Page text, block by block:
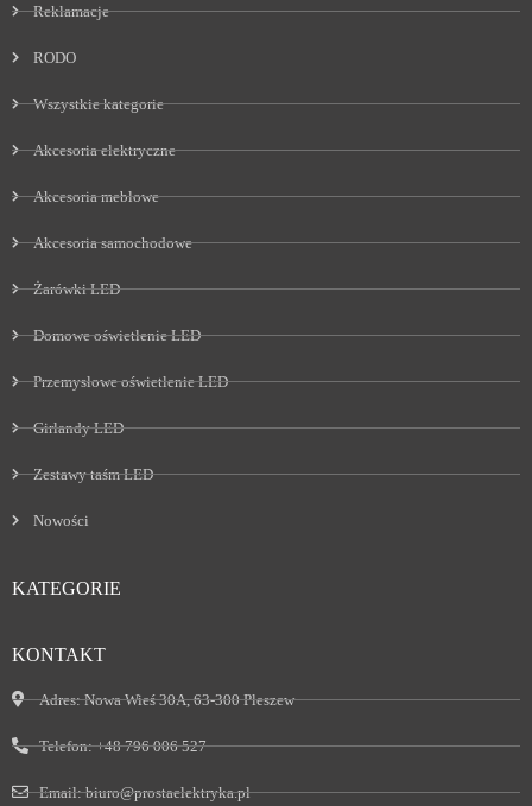
Reklamacje
RODO
Wszystkie kategorie
Akcesoria elektryczne
Akcesoria meblowe
Akcesoria samochodowe
Żarówki LED
Domowe oświetlenie LED
Przemysłowe oświetlenie LED
Girlandy LED
Zestawy taśm LED
Nowości
KATEGORIE
KONTAKT
Adres:Nowa Wieś 30A, 63-300 Pleszew
Telefon:+48 796 006 527
Email:biuro@prostaelektryka.pl